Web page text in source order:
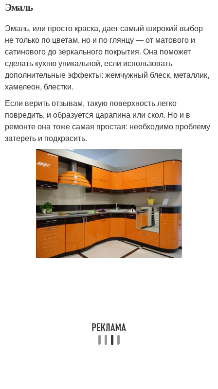
Эмаль
Эмаль, или просто краска, дает самый широкий выбор
не только по цветам, но и по глянцу — от матового и
сатинового до зеркального покрытия. Она поможет
сделать кухню уникальной, если использовать
дополнительные эффекты: жемчужный блеск, металлик,
хамелеон, блестки.
Если верить отзывам, такую поверхность легко
повредить, и образуется царапина или скол. Но и в
ремонте она тоже самая простая: необходимо проблему
затереть и подкрасить.